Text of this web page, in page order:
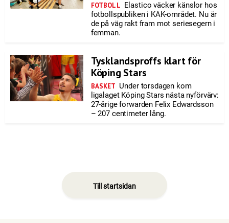
FOTBOLL Elastico väcker känslor hos
fotbollspubliken i KAK-området. Nu är
de på väg rakt fram mot seriesegern i
femman.
Tysklandsproffs klart för
Köping Stars
BASKET Under torsdagen kom
ligalaget Köping Stars nästa nyförvärv:
27-årige forwarden Felix Edwardsson
– 207 centimeter lång.
Till startsidan